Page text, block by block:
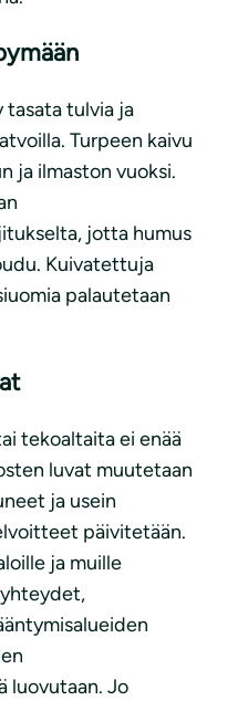
tasata tulvia ja
Turpeen kaivu
ja ilmaston vuoksi.
jotta humus
Kuivatettuja
palautetaan
tekoaltaita ei enää
luvat muutetaan
ja usein
päivitetään.
ja muille
luovutaan. Jo